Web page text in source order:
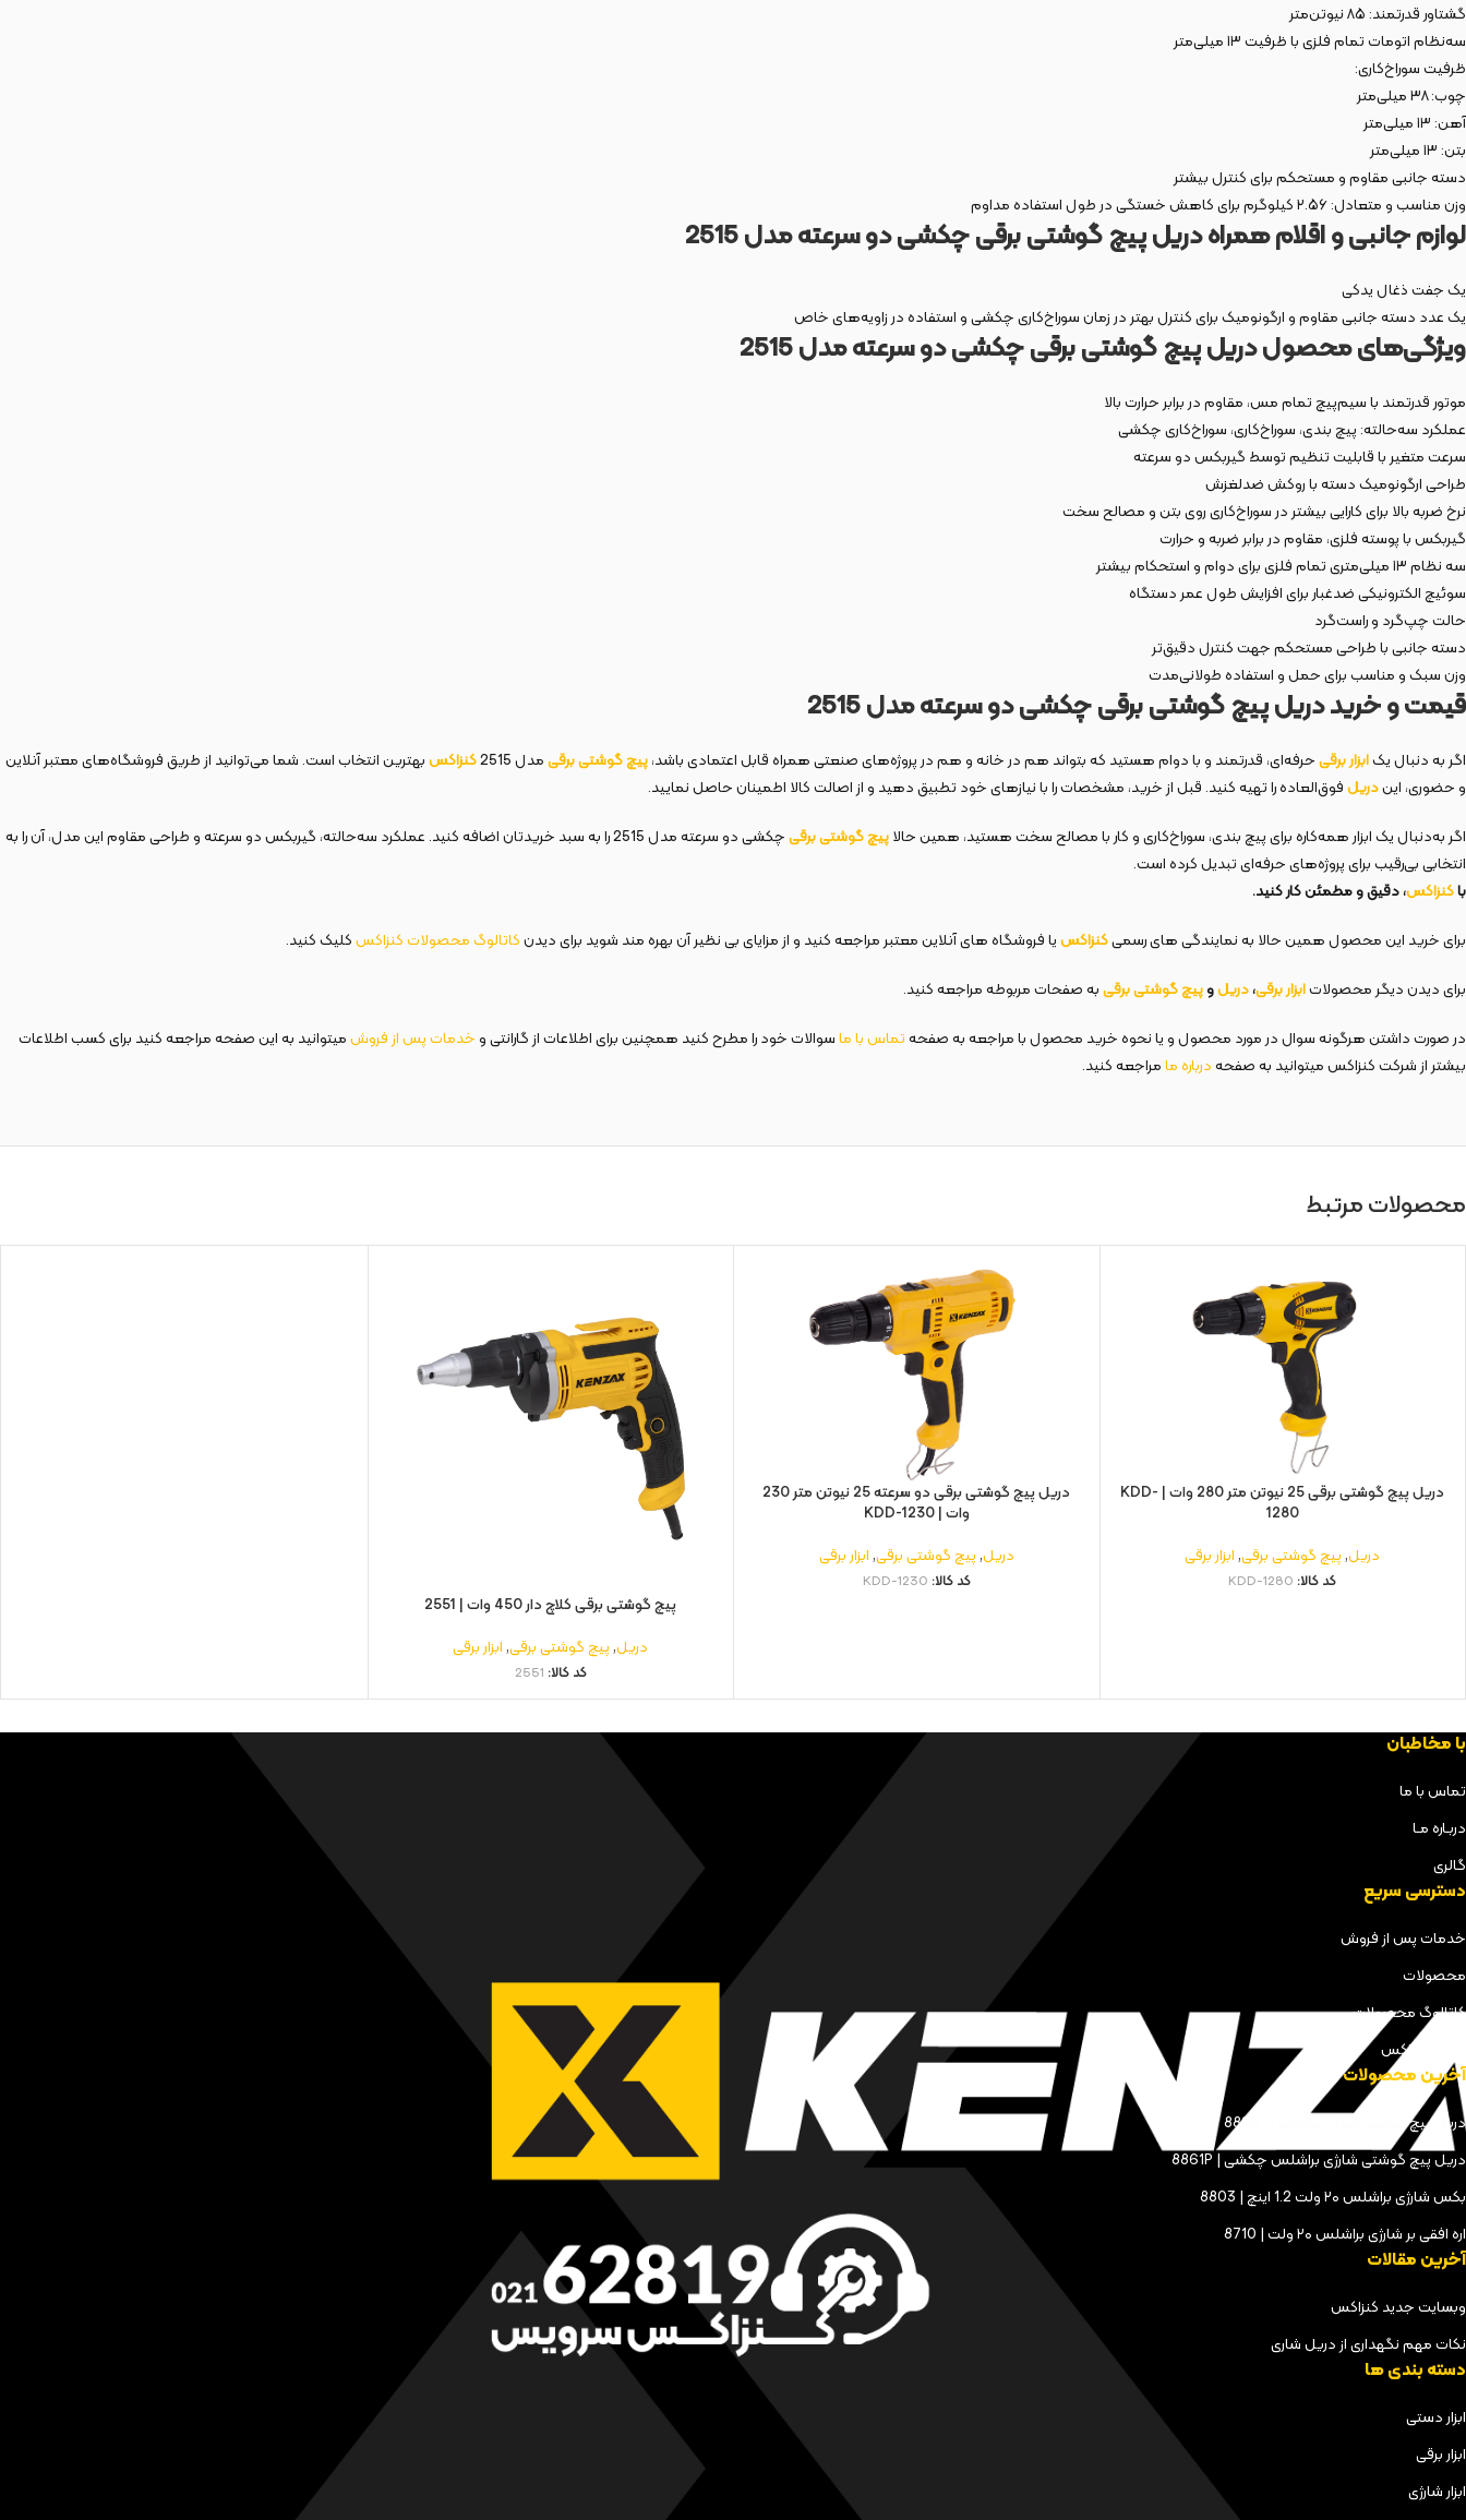
گشتاور قدرتمند: ۸۵ نیوتن‌متر
سه‌نظام اتومات تمام فلزی با ظرفیت ۱۳ میلی‌متر
ظرفیت سوراخ‌کاری:
چوب: ۳۸ میلی‌متر
آهن: ۱۳ میلی‌متر
بتن: ۱۳ میلی‌متر
دسته جانبی مقاوم و مستحکم برای کنترل بیشتر
وزن مناسب و متعادل: ۲.۵۶ کیلوگرم برای کاهش خستگی در طول استفاده مداوم
لوازم جانبی و اقلام همراه دریل پیچ گوشتی برقی چکشی دو سرعته مدل 2515
یک جفت ذغال یدکی
یک عدد دسته جانبی مقاوم و ارگونومیک برای کنترل بهتر در زمان سوراخ‌کاری چکشی و استفاده در زاویه‌های خاص
ویژگی‌های محصول دریل پیچ گوشتی برقی چکشی دو سرعته مدل 2515
موتور قدرتمند با سیم‌پیچ تمام مس، مقاوم در برابر حرارت بالا
عملکرد سه‌حالته: پیچ‌ بندی، سوراخ‌کاری، سوراخ‌کاری چکشی
سرعت متغیر با قابلیت تنظیم توسط گیربکس دو سرعته
طراحی ارگونومیک دسته با روکش ضدلغزش
نرخ ضربه بالا برای کارایی بیشتر در سوراخ‌کاری روی بتن و مصالح سخت
گیربکس با پوسته فلزی، مقاوم در برابر ضربه و حرارت
سه نظام ۱۳ میلی‌متری تمام فلزی برای دوام و استحکام بیشتر
سوئیچ الکترونیکی ضدغبار برای افزایش طول عمر دستگاه
حالت چپ‌گرد و راست‌گرد
دسته جانبی با طراحی مستحکم جهت کنترل دقیق‌تر
وزن سبک و مناسب برای حمل و استفاده طولانی‌مدت
قیمت و خرید دریل پیچ گوشتی برقی چکشی دو سرعته مدل 2515
اگر به دنبال یکابزار برقیحرفه‌ای، قدرتمند و با دوام هستید که بتواند هم در خانه و هم در پروژه‌های صنعتی همراه قابل اعتمادی باشد،پیچ گوشتی برقیمدل 2515 کنزاکسبهترین انتخاب است. شما می‌توانید از طریق فروشگاه‌های معتبر آنلاین
و حضوری، ایندریلفوق‌العاده را تهیه کنید. قبل از خرید، مشخصات را با نیازهای خود تطبیق دهید و از اصالت کالا اطمینان حاصل نمایید.
اگر به‌دنبال یک ابزار همه‌کاره برای پیچ‌ بندی، سوراخ‌کاری و کار با مصالح سخت هستید، همین حالاپیچ گوشتی برقی
چکشی دو سرعته مدل 2515 را به سبد خریدتان اضافه کنید. عملکرد سه‌حالته، گیربکس دو سرعته و طراحی مقاوم این مدل، آن را به
انتخابی بی‌رقیب برای پروژه‌های حرفه‌ای تبدیل کرده است.
باکنزاکس، دقیق و مطمئن کار کنید.
برای خرید این محصول همین حالا به نمایندگی های رسمیکنزاکسیا فروشگاه های آنلاین معتبر مراجعه کنید و از مزایای بی نظیر آن بهره مند شوید برای دیدنکاتالوگ محصولات کنزاکسکلیک کنید.
برای دیدن دیگر محصولاتابزار برقی،دریلوپیچ گوشتی برقیبه صفحات مربوطه مراجعه کنید.
در صورت داشتن هرگونه سوال در مورد محصول و یا نحوه خرید محصول با مراجعه به صفحهتماس با ماسوالات خود را مطرح کنید همچنین برای اطلاعات از گارانتی وخدمات پس از فروشمیتوانید به این صفحه مراجعه کنید برای کسب اطلاعات
بیشتر از شرکت کنزاکس میتوانید به صفحهدرباره مامراجعه کنید.
محصولات مرتبط
دریل پیچ گوشتی برقی 25 نیوتن متر 280 وات | KDD-
1280
دریل,پیچ گوشتی برقی,ابزار برقی
کد کالا: KDD-1280
دریل پیچ گوشتی برقی دو سرعته 25 نیوتن متر 230
وات | KDD-1230
دریل,پیچ گوشتی برقی,ابزار برقی
کد کالا: KDD-1230
پیچ گوشتی برقی کلاچ دار 450 وات | 2551
دریل,پیچ گوشتی برقی,ابزار برقی
کد کالا: 2551
با مخاطبان
تماس با ما
دربـاره مـا
گالری
دسترسی سریع
خدمات پس از فروش
محصولات
کاتالوگ محصولات
مجله کنزاکس
آخرین محصولات
دریل پیچ گوشتی شارژی براشلس | 8898
دریل پیچ گوشتی شارژی براشلس چکشی | 8861P
بکس شارژی براشلس ۲۰ ولت 1.2 اینچ | 8803
اره افقی بر شارژی براشلس ۲۰ ولت | 8710
آخرین مقالات
وبسایت جدید کنزاکس
نکات مهم نگهداری از دریل شاری
دسته بندی ها
ابزار دستی
ابزار برقی
ابزار شارژی